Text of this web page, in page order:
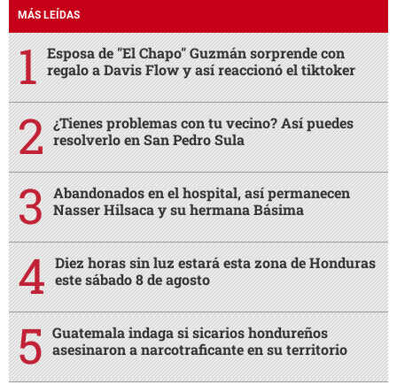
MÁS LEÍDAS
Esposa de "El Chapo" Guzmán sorprende con
regalo a Davis Flow y así reaccionó el tiktoker
¿Tienes problemas con tu vecino? Así puedes
resolverlo en San Pedro Sula
Abandonados en el hospital, así permanecen
Nasser Hilsaca y su hermana Básima
Diez horas sin luz estará esta zona de Honduras
este sábado 8 de agosto
Guatemala indaga si sicarios hondureños
asesinaron a narcotraficante en su territorio